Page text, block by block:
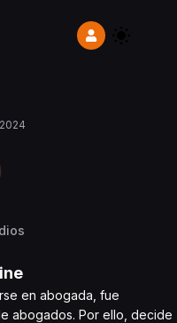
en abogada, fue
abogados. Por ello, decide